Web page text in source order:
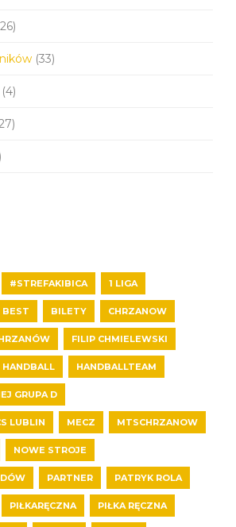
(33)
(4)
#STREFAKIBICA 1 LIGA
BEST BILETY CHRZANOW
FILIP CHMIELEWSKI
HANDBALL HANDBALLTEAM
GRUPA D
LUBLIN MECZ MTSCHRZANOW
NOWE STROJE
PARTNER PATRYK ROLA
PIŁKARĘCZNA PIŁKA RĘCZNA